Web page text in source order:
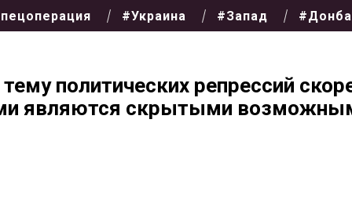
#Украина #Запад
политических репрессий
являются скрытыми